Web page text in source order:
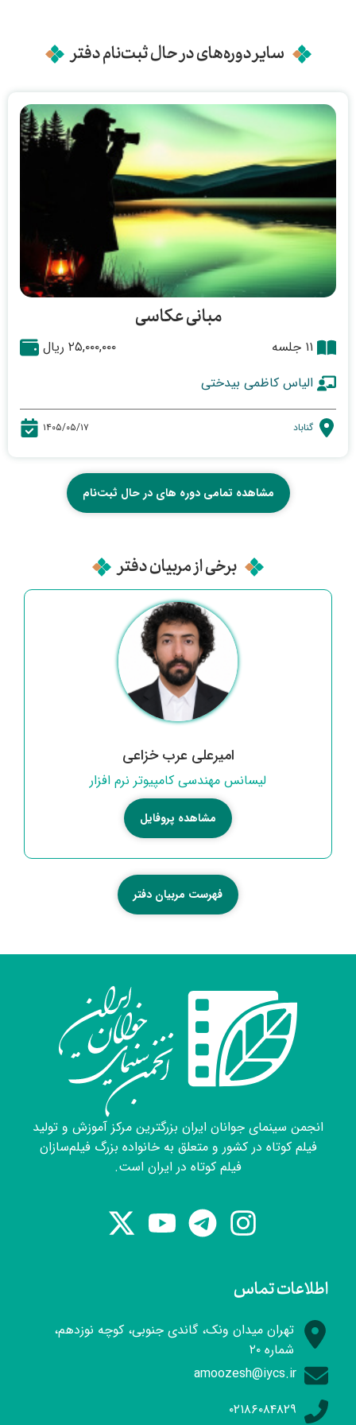
سایر دوره‌های در حال ثبت‌نام دفتر
مبانی عکاسی
۱۱ جلسه
۲۵,۰۰۰,۰۰۰ ریال
الیاس کاظمی بیدختی
گناباد ۱۴۰۵/۰۵/۱۷
مشاهده تمامی دوره های در حال ثبت‌نام
برخی از مربیان دفتر
امیرعلی عرب خزاعی
لیسانس مهندسی کامپیوتر نرم افزار
مشاهده پروفایل
فهرست مربیان دفتر
اطلاعات تماس
تهران میدان ونک، گاندی جنوبی، کوچه نوزدهم،
شماره ۲۰
amoozesh@iycs.ir
۰۲۱۸۶۰۸۴۸۲۹
انجمن سینمای جوانان ایران بزرگترین مرکز آموزش و تولید
فیلم کوتاه در کشور و متعلق به خانواده بزرگ فیلم‌سازان
فیلم کوتاه در ایران است.